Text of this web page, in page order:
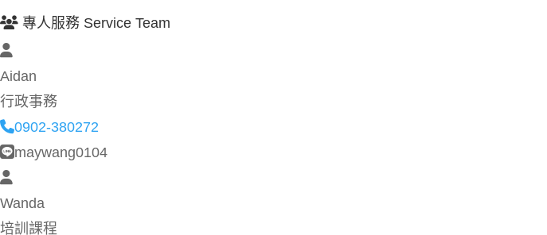
專人服務 Service Team
Aidan
行政事務
0902-380272
maywang0104
Wanda
培訓課程